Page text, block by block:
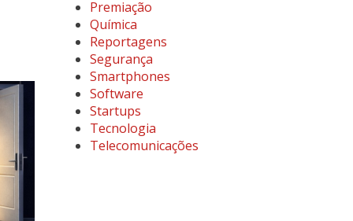
Premiação
Química
Reportagens
Segurança
Smartphones
Software
Startups
Tecnologia
Telecomunicações